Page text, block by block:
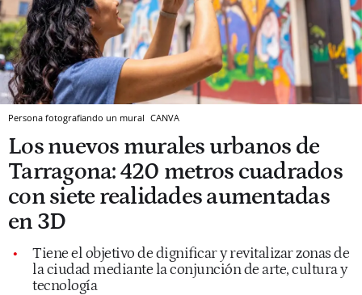
Persona fotografiando un mural CANVA
Los nuevos murales urbanos de
Tarragona: 420 metros cuadrados
con siete realidades aumentadas
en 3D
Tiene el objetivo de dignificar y revitalizar zonas de
la ciudad mediante la conjunción de arte, cultura y
tecnología